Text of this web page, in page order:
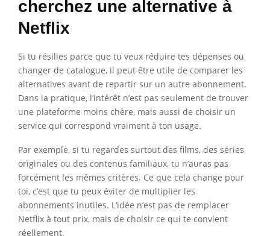
cherchez une alternative à
Netflix
Si tu résilies parce que tu veux réduire tes dépenses ou
changer de catalogue, il peut être utile de comparer les
alternatives avant de repartir sur un autre abonnement.
Dans la pratique, l’intérêt n’est pas seulement de trouver
une plateforme moins chère, mais aussi de choisir un
service qui correspond vraiment à ton usage.
Par exemple, si tu regardes surtout des films, des séries
originales ou des contenus familiaux, tu n’auras pas
forcément les mêmes critères. Ce que cela change pour
toi, c’est que tu peux éviter de multiplier les
abonnements inutiles. L’idée n’est pas de remplacer
Netflix à tout prix, mais de choisir ce qui te convient
réellement.